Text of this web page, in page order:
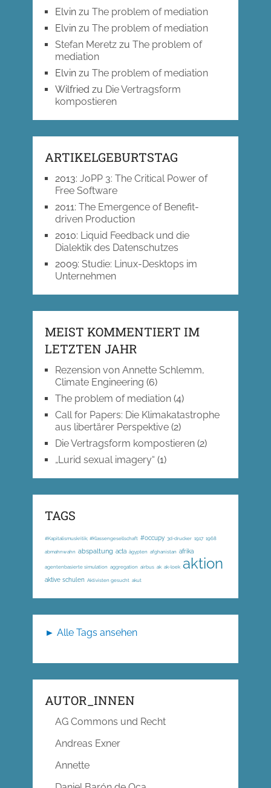
Elvinzu The problem of mediation
Elvinzu The problem of mediation
Stefan Meretzzu The problem of
mediation
Elvinzu The problem of mediation
Wilfried zu Die Vertragsform
kompostieren
ARTIKELGEBURTSTAG
2013: JoPP 3: The Critical Power of
Free Software
2011: The Emergence of Benefit-
driven Production
2010: Liquid Feedback und die
Dialektik des Datenschutzes
2009: Studie: Linux-Desktops im
Unternehmen
MEIST KOMMENTIERT IM
LETZTEN JAHR
Rezension von Annette Schlemm,
Climate Engineering (6)
The problem of mediation(4)
Call for Papers: Die Klimakatastrophe
aus libertärer Perspektive(2)
Die Vertragsform kompostieren(2)
„Lurid sexual imagery“ (1)
TAGS
#Kapitalismuskritik; #Klassengesellschaft #occupy 3d-drucker 1917 1968
abmahnwahn abspaltung acta ägypten afghanistan afrika
agentenbasierte simulation aggregation airbus ak ak-loek aktion
aktive schulen Aktivisten gesucht akut
► Alle Tags ansehen
AUTOR_INNEN
AG Commons und Recht
Andreas Exner
Annette